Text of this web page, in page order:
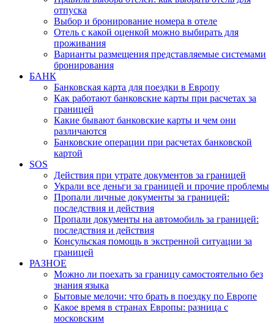
отпуска
Выбор и бронирование номера в отеле
Отель с какой оценкой можно выбирать для
проживания
Варианты размещения представляемые системами
бронирования
БАНК
Банковская карта для поездки в Европу
Как работают банковские карты при расчетах за
границей
Какие бывают банковские карты и чем они
различаются
Банковские операции при расчетах банковской
картой
SOS
Действия при утрате документов за границей
Украли все деньги за границей и прочие проблемы
Пропали личные документы за границей:
последствия и действия
Пропали документы на автомобиль за границей:
последствия и действия
Консульская помощь в экстренной ситуации за
границей
РАЗНОЕ
Можно ли поехать за границу самостоятельно без
знания языка
Бытовые мелочи: что брать в поездку по Европе
Какое время в странах Европы: разница с
московским